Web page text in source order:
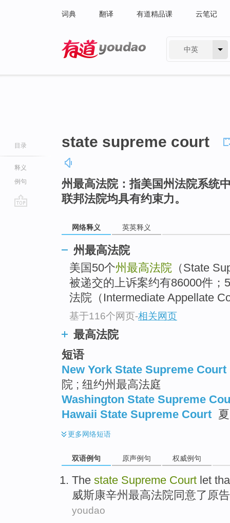
词典 翻译 有道精品课 云笔记
中英
目录
释义
例句
state supreme court
州最高法院：指美国州法院系统
联邦法院均具有约束力。
网络释义 英英释义
州最高法院
美国50个州最高法院 （State
被递交的上诉案约有86000件
法院（Intermediate Appellate
基于116个网页-相关网页
最高法院
短语
New York State Supreme Court
院 ; 纽约州最高法庭
Washington State Supreme
Hawaii State Supreme Court
更多网络短语
双语例句 原声例句 权威例句
The state Supreme Court let
威斯康辛州 最高法院同意了原
youdao